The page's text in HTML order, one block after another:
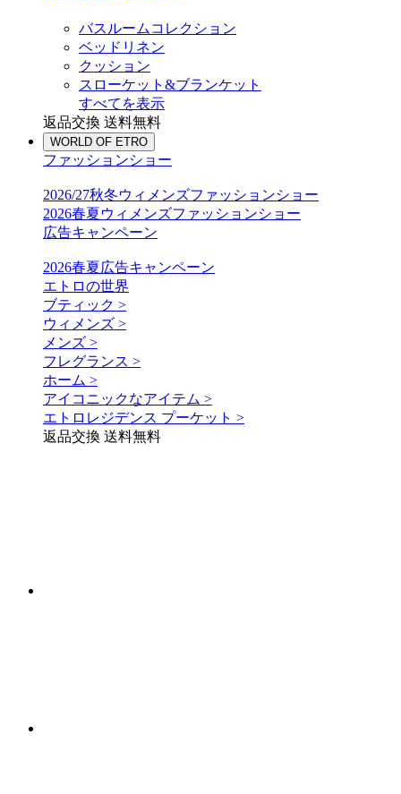
バスルームコレクション
ベッドリネン
クッション
スローケット&ブランケット
すべてを表示
返品交換 送料無料
WORLD OF ETRO
ファッションショー
2026/27秋冬ウィメンズファッションショー
2026春夏ウィメンズファッションショー
広告キャンペーン
2026春夏広告キャンペーン
エトロの世界
ブティック >
ウィメンズ >
メンズ >
フレグランス >
ホーム >
アイコニックなアイテム >
エトロレジデンス プーケット >
返品交換 送料無料